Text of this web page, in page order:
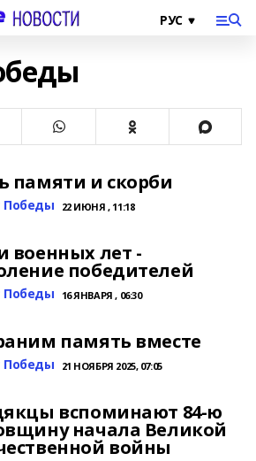
памяти и скорби
Победы 22 ИЮНЯ , 11:18
военных лет -
победителей
Победы 16 ЯНВАРЯ , 06:30
память вместе
Победы 21 НОЯБРЯ 2025, 07:05
вспоминают 84-ю
начала Великой
войны